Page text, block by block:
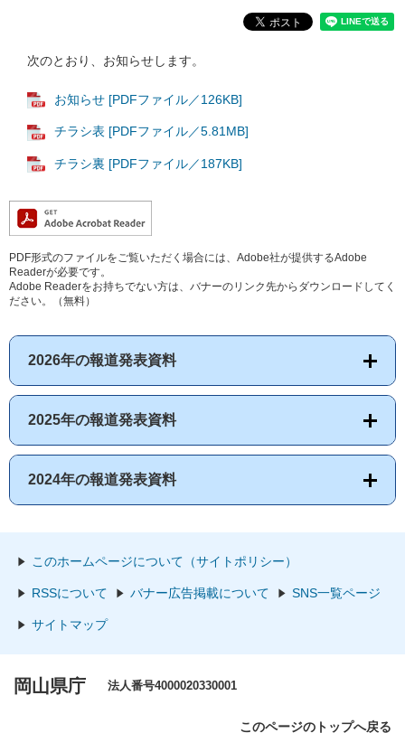
次のとおり、お知らせします。
お知らせ [PDFファイル／126KB]
チラシ表 [PDFファイル／5.81MB]
チラシ裏 [PDFファイル／187KB]
PDF形式のファイルをご覧いただく場合には、Adobe社が提供するAdobe
Readerが必要です。
Adobe Readerをお持ちでない方は、バナーのリンク先からダウンロードしてく
ださい。（無料）
2026年の報道発表資料
2025年の報道発表資料
2024年の報道発表資料
このホームページについて（サイトポリシー）
RSSについて バナー広告掲載について SNS一覧ページ
サイトマップ
岡山県庁 法人番号4000020330001
このページのトップへ戻る